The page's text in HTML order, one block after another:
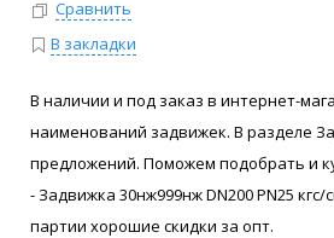
Сравнить
В закладки
В наличии и под заказ в интернет-
наименований задвижек. В разделе
предложений. Поможем подобрать и
- Задвижка 30нж999нж DN200 PN25
партии хорошие скидки за опт.